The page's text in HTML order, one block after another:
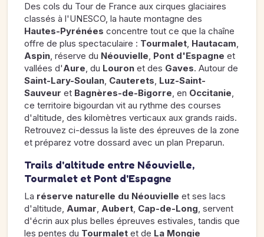
Des cols du Tour de France aux cirques glaciaires
classés à l'UNESCO, la haute montagne des
Hautes-Pyrénées concentre tout ce que la chaîne
offre de plus spectaculaire : Tourmalet, Hautacam,
Aspin, réserve du Néouvielle, Pont d'Espagne et
vallées d'Aure, du Louron et des Gaves. Autour de
Saint-Lary-Soulan, Cauterets, Luz-Saint-
Sauveur et Bagnères-de-Bigorre, en Occitanie,
ce territoire bigourdan vit au rythme des courses
d'altitude, des kilomètres verticaux aux grands raids.
Retrouvez ci-dessus la liste des épreuves de la zone
et préparez votre dossard avec un plan Preparun.
Trails d'altitude entre Néouvielle,
Tourmalet et Pont d'Espagne
La réserve naturelle du Néouvielle et ses lacs
d'altitude, Aumar, Aubert, Cap-de-Long, servent
d'écrin aux plus belles épreuves estivales, tandis que
les pentes du Tourmalet et de La Mongie